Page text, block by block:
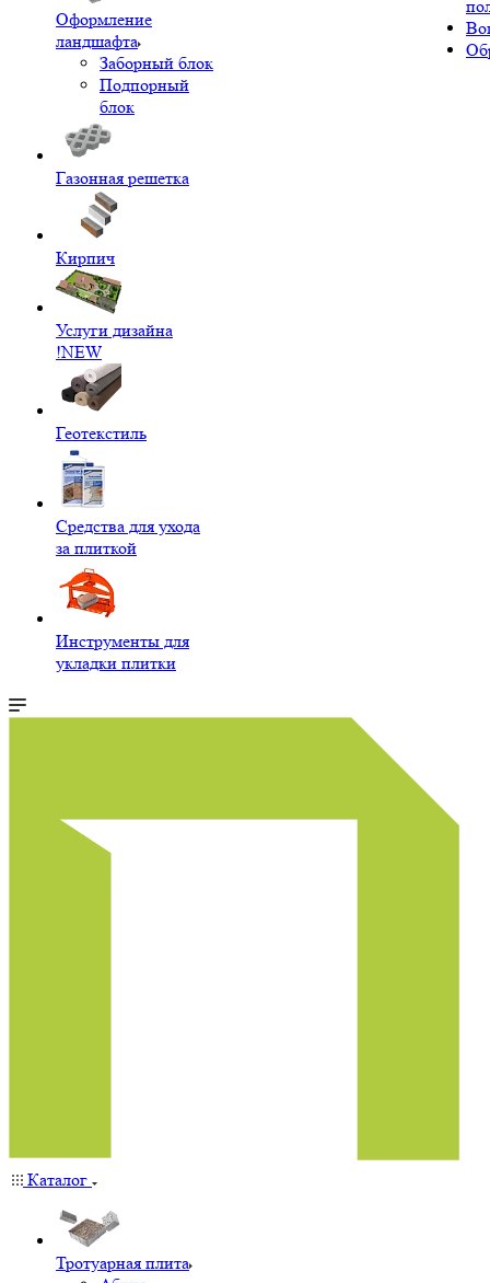
Оформление
ландшафта
Заборный блок
Подпорный
блок
Газонная решетка
Кирпич
Услуги дизайна
!NEW
Геотекстиль
Средства для ухода
за плиткой
Инструменты для
укладки плитки
Каталог
Тротуарная плита